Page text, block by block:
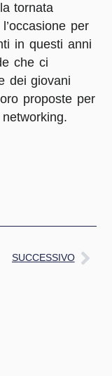
tornata
per
in questi anni
che ci
dei giovani
proposte per
SUCCESSIVO